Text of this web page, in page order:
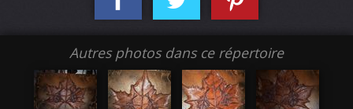
Autres photos dans ce répertoire